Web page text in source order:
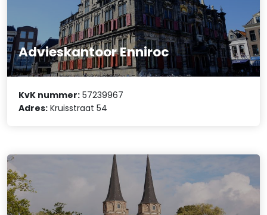
Advieskantoor Enniroc
KvK nummer: 57239967
Adres: Kruisstraat 54